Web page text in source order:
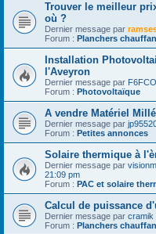
Trouver le meilleur
où ?
Dernier message par
Forum : Planchers
Installation
l'Aveyron
Dernier message par F6FCO
Forum : Photovoltaïque
A vendre Matériel
Dernier message par
Forum : Petites annonces
Solaire thermique à
Dernier message par
21:09 pm
Forum : PAC et solaire
Calcul de puissance
Dernier message par cramik
Forum : Planchers